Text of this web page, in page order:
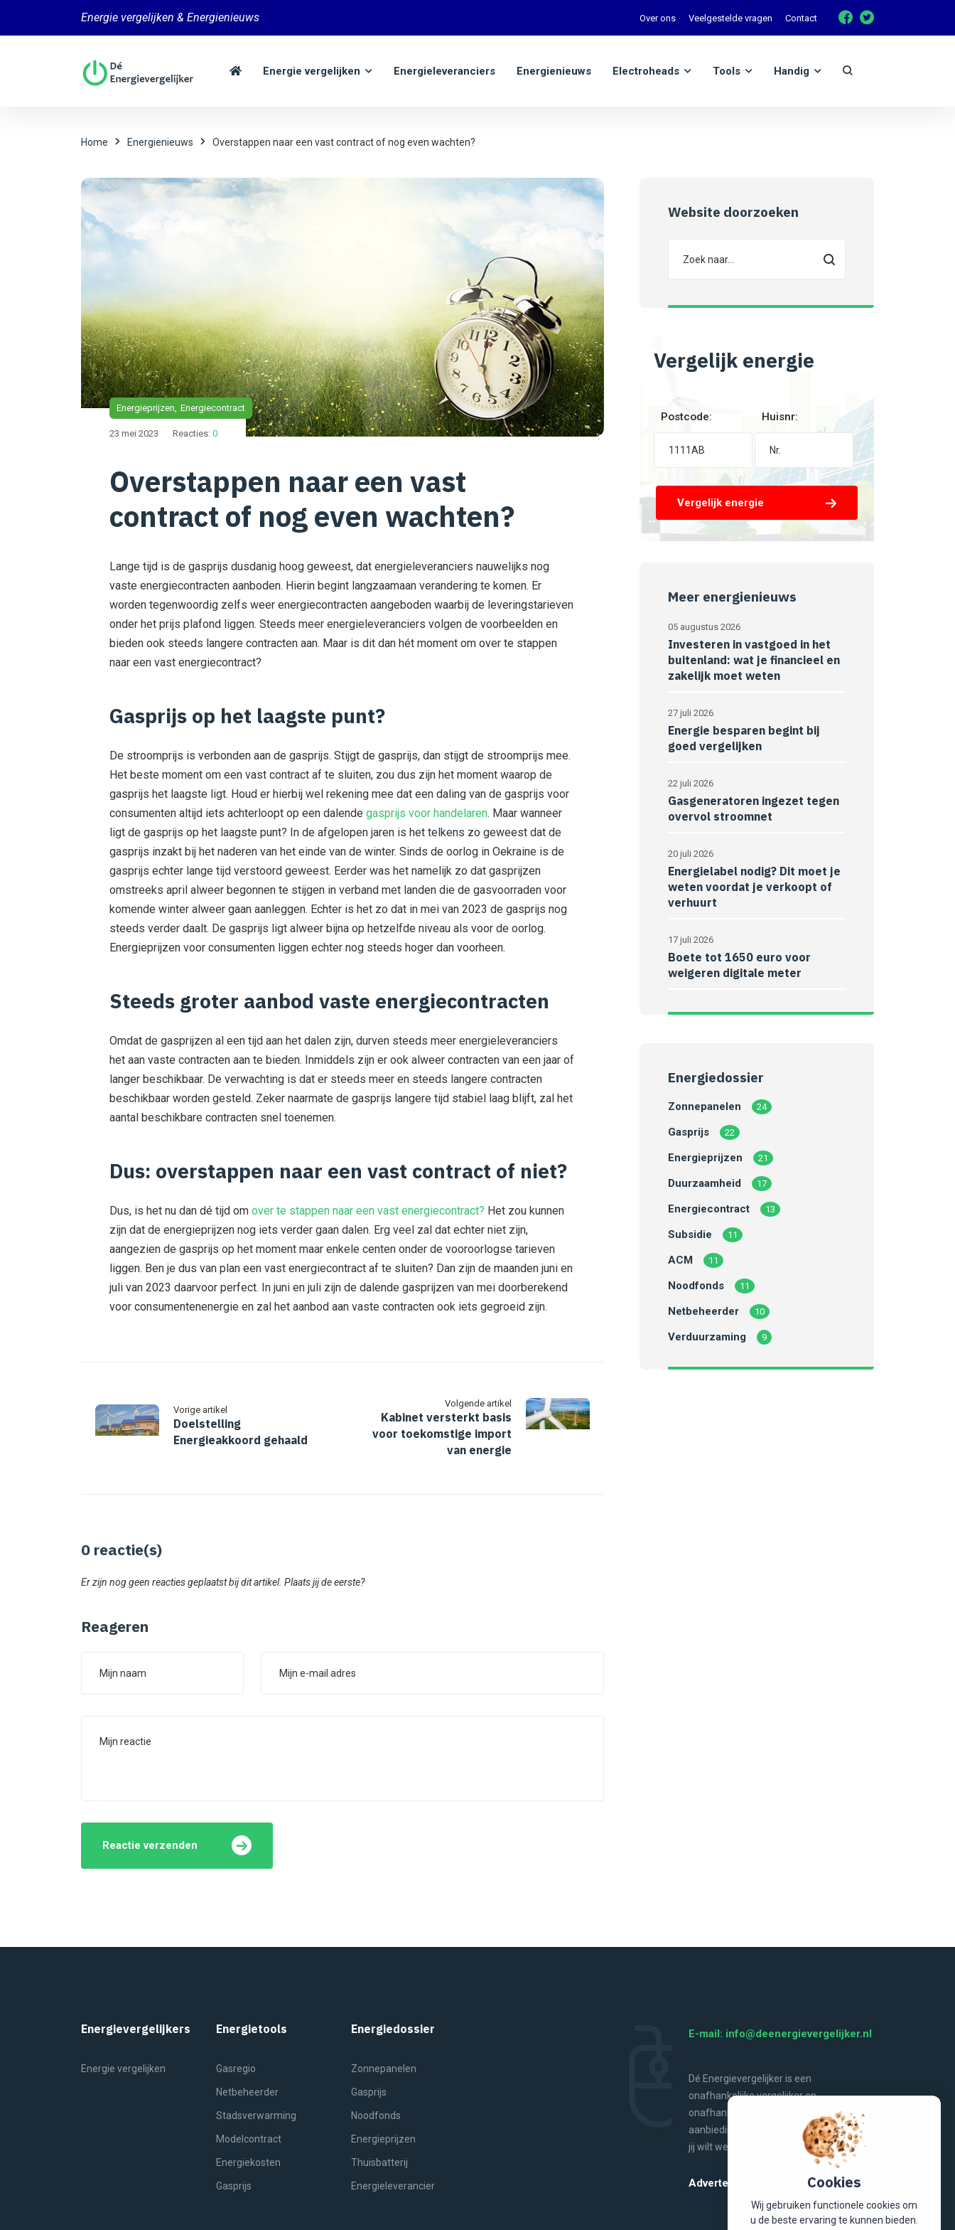
Energie vergelijken & Energienieuws Over ons Veelgestelde vragen Contact
Energie vergelijken Energieleveranciers Energienieuws Electroheads Tools Handig
Home Energienieuws Overstappen naar een vast contract of nog even wachten?
Energieprijzen Energiecontract
23 mei 2023 Reacties: 0
Overstappen naar een vast
contract of nog even wachten?
Lange tijd is de gasprijs dusdanig hoog geweest, dat energieleveranciers nauwelijks nog
vaste energiecontracten aanboden. Hierin begint langzaamaan verandering te komen. Er
worden tegenwoordig zelfs weer energiecontracten aangeboden waarbij de leveringstarieven
onder het prijs plafond liggen. Steeds meer energieleveranciers volgen de voorbeelden en
bieden ook steeds langere contracten aan. Maar is dit dan hét moment om over te stappen
naar een vast energiecontract?
Gasprijs op het laagste punt?
De stroomprijs is verbonden aan de gasprijs. Stijgt de gasprijs, dan stijgt de stroomprijs mee.
Het beste moment om een vast contract af te sluiten, zou dus zijn het moment waarop de
gasprijs het laagste ligt. Houd er hierbij wel rekening mee dat een daling van de gasprijs voor
consumenten altijd iets achterloopt op een dalende gasprijs voor handelaren. Maar wanneer
ligt de gasprijs op het laagste punt? In de afgelopen jaren is het telkens zo geweest dat de
gasprijs inzakt bij het naderen van het einde van de winter. Sinds de oorlog in Oekraine is de
gasprijs echter lange tijd verstoord geweest. Eerder was het namelijk zo dat gasprijzen
omstreeks april alweer begonnen te stijgen in verband met landen die de gasvoorraden voor
komende winter alweer gaan aanleggen. Echter is het zo dat in mei van 2023 de gasprijs nog
steeds verder daalt. De gasprijs ligt alweer bijna op hetzelfde niveau als voor de oorlog.
Energieprijzen voor consumenten liggen echter nog steeds hoger dan voorheen.
Steeds groter aanbod vaste energiecontracten
Omdat de gasprijzen al een tijd aan het dalen zijn, durven steeds meer energieleveranciers
het aan vaste contracten aan te bieden. Inmiddels zijn er ook alweer contracten van een jaar of
langer beschikbaar. De verwachting is dat er steeds meer en steeds langere contracten
beschikbaar worden gesteld. Zeker naarmate de gasprijs langere tijd stabiel laag blijft, zal het
aantal beschikbare contracten snel toenemen.
Dus: overstappen naar een vast contract of niet?
Dus, is het nu dan dé tijd om over te stappen naar een vast energiecontract? Het zou kunnen
zijn dat de energieprijzen nog iets verder gaan dalen. Erg veel zal dat echter niet zijn,
aangezien de gasprijs op het moment maar enkele centen onder de vooroorlogse tarieven
liggen. Ben je dus van plan een vast energiecontract af te sluiten? Dan zijn de maanden juni en
juli van 2023 daarvoor perfect. In juni en juli zijn de dalende gasprijzen van mei doorberekend
voor consumentenenergie en zal het aanbod aan vaste contracten ook iets gegroeid zijn.
Vorige artikel
Doelstelling
Energieakkoord gehaald
Volgende artikel
Kabinet versterkt basis
voor toekomstige import
van energie
0 reactie(s)
Er zijn nog geen reacties geplaatst bij dit artikel. Plaats jij de eerste?
Reageren
Reactie verzenden
Website doorzoeken
Vergelijk energie
Postcode: Huisnr:
Vergelijk energie
Meer energienieuws
05 augustus 2026
Investeren in vastgoed in het
buitenland: wat je financieel en
zakelijk moet weten
27 juli 2026
Energie besparen begint bij
goed vergelijken
22 juli 2026
Gasgeneratoren ingezet tegen
overvol stroomnet
20 juli 2026
Energielabel nodig? Dit moet je
weten voordat je verkoopt of
verhuurt
17 juli 2026
Boete tot 1650 euro voor
weigeren digitale meter
Energiedossier
Zonnepanelen 24
Gasprijs 22
Energieprijzen 21
Duurzaamheid 17
Energiecontract 13
Subsidie 11
ACM 11
Noodfonds 11
Netbeheerder 10
Verduurzaming 9
Energievergelijkers
Energie vergelijken
Energietools
Gasregio
Netbeheerder
Stadsverwarming
Modelcontract
Energiekosten
Gasprijs
Energiedossier
Zonnepanelen
Gasprijs
Noodfonds
Energieprijzen
Thuisbatterij
Energieleverancier
E-mail: info@deenergievergelijker.nl
Dé Energievergelijker is een
onafhankelijke vergelijker en
onafhankelijke bron van energienieuws,
aanbiedingen, handige tools en alles wat
jij wilt weten over energie.
Adverteren op De Energievergelijker
Cookies
Wij gebruiken functionele cookies om
u de beste ervaring te kunnen bieden.